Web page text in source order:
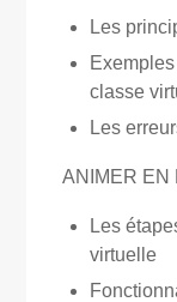
Les
classe
Les
ANIMER EN
Les
virtuelle